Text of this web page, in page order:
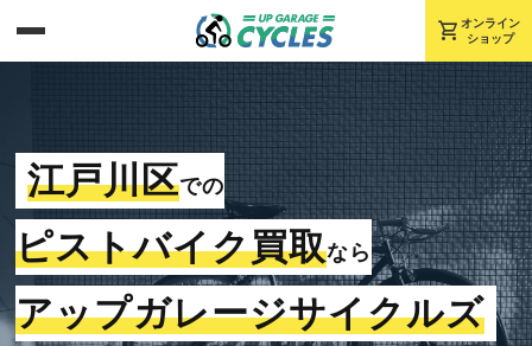
shopping_cart オンライン
ショップ
江戸川区での
ピストバイク買取なら
アップガレージサイクルズ